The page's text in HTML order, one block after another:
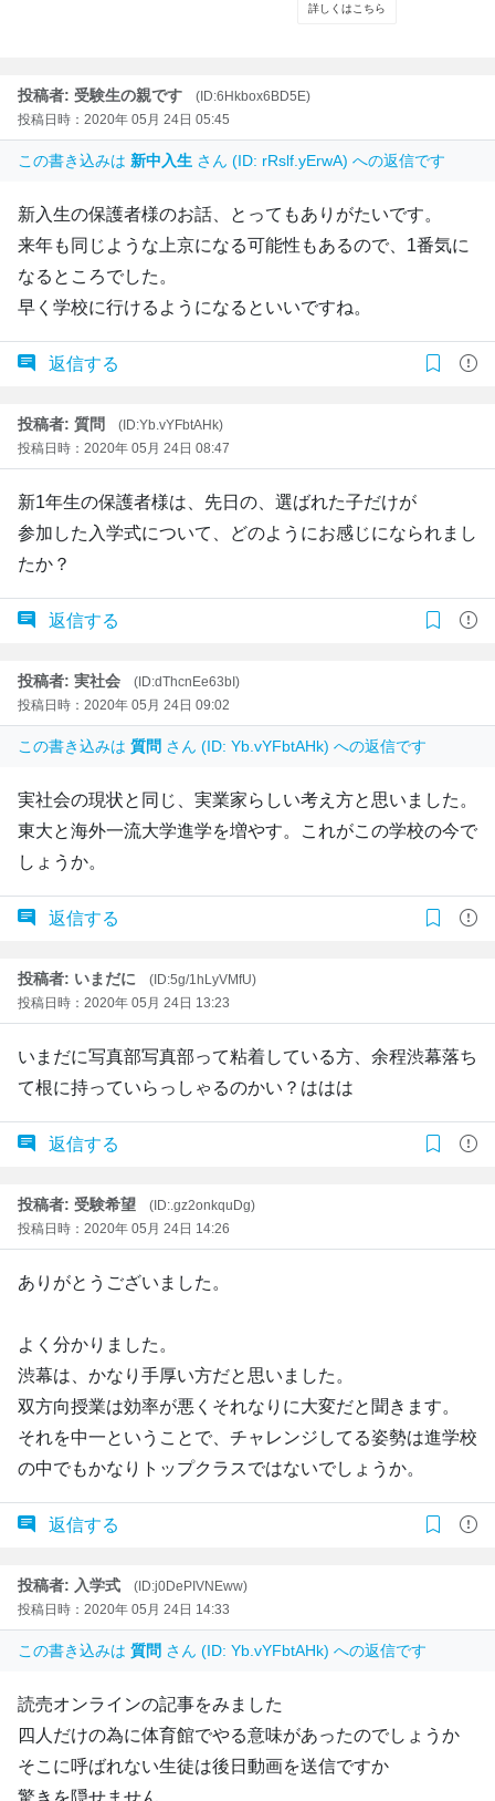
投稿者: 受験生の親です
(ID:6Hkbox6BD5E)
投稿日時：2020年 05月 24日 05:45
この書き込みは 新中入生 さん (ID: rRslf.yErwA) への返信です
新入生の保護者様のお話、とってもありがたいです。
来年も同じような上京になる可能性もあるので、1番気に
なるところでした。
早く学校に行けるようになるといいですね。
返信する
投稿者: 質問
(ID:Yb.vYFbtAHk)
投稿日時：2020年 05月 24日 08:47
新1年生の保護者様は、先日の、選ばれた子だけが
参加した入学式について、どのようにお感じになられまし
たか？
返信する
投稿者: 実社会
(ID:dThcnEe63bI)
投稿日時：2020年 05月 24日 09:02
この書き込みは 質問 さん (ID: Yb.vYFbtAHk) への返信です
実社会の現状と同じ、実業家らしい考え方と思いました。
東大と海外一流大学進学を増やす。これがこの学校の今で
しょうか。
返信する
投稿者: いまだに
(ID:5g/1hLyVMfU)
投稿日時：2020年 05月 24日 13:23
いまだに写真部写真部って粘着している方、余程渋幕落ち
て根に持っていらっしゃるのかい？ははは
返信する
投稿者: 受験希望
(ID:.gz2onkquDg)
投稿日時：2020年 05月 24日 14:26
ありがとうございました。
よく分かりました。
渋幕は、かなり手厚い方だと思いました。
双方向授業は効率が悪くそれなりに大変だと聞きます。
それを中一ということで、チャレンジしてる姿勢は進学校
の中でもかなりトップクラスではないでしょうか。
返信する
投稿者: 入学式
(ID:j0DePIVNEww)
投稿日時：2020年 05月 24日 14:33
この書き込みは 質問 さん (ID: Yb.vYFbtAHk) への返信です
読売オンラインの記事をみました
四人だけの為に体育館でやる意味があったのでしょうか
そこに呼ばれない生徒は後日動画を送信ですか
驚きを隠せません